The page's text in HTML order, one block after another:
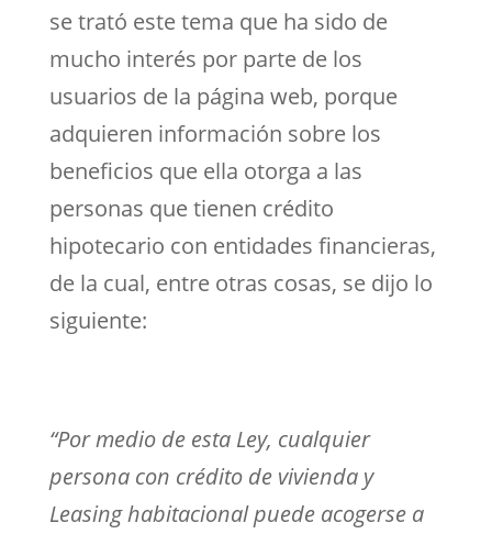
se trató este tema que ha sido de
mucho interés por parte de los
usuarios de la página web, porque
adquieren información sobre los
beneficios que ella otorga a las
personas que tienen crédito
hipotecario con entidades financieras,
de la cual, entre otras cosas, se dijo lo
siguiente:
“Por medio de esta Ley, cualquier
persona con crédito de vivienda y
Leasing habitacional puede acogerse a